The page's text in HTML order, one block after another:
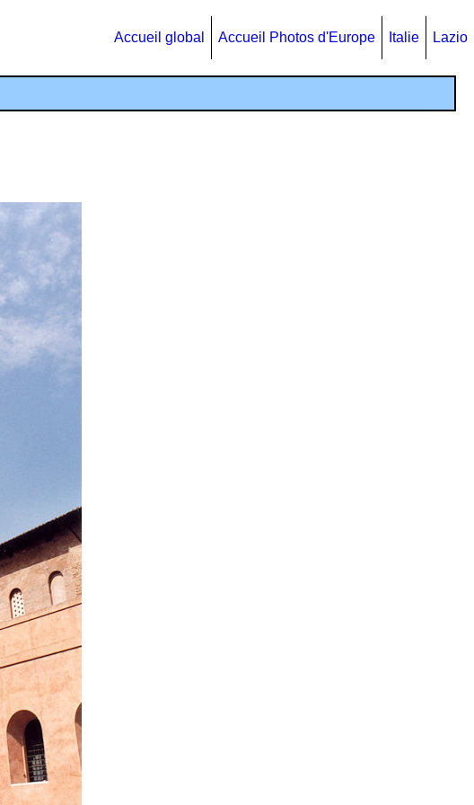
Accueil global Accueil Photos d'Europe Italie Lazio